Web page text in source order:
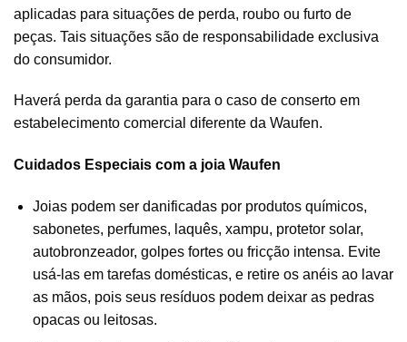
aplicadas para situações de perda, roubo ou furto de
peças. Tais situações são de responsabilidade exclusiva
do consumidor.
Haverá perda da garantia para o caso de conserto em
estabelecimento comercial diferente da Waufen.
Cuidados Especiais com a joia Waufen
Joias podem ser danificadas por produtos químicos,
sabonetes, perfumes, laquês, xampu, protetor solar,
autobronzeador, golpes fortes ou fricção intensa. Evite
usá-las em tarefas domésticas, e retire os anéis ao lavar
as mãos, pois seus resíduos podem deixar as pedras
opacas ou leitosas.